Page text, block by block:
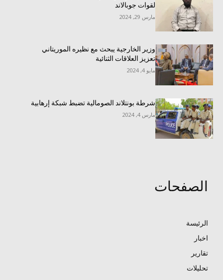
لقوات جوبالاند
مارس 29, 2024
وزير الخارجية يبحث مع نظيره الموريتاني
تعزيز العلاقات الثنائية
مايو 4, 2024
شرطة بونتلاند الصومالية تضبط شبكة إرهابية
مارس 4, 2024
الصفحات
الرئيسة
اخبار
تقارير
تحليلات